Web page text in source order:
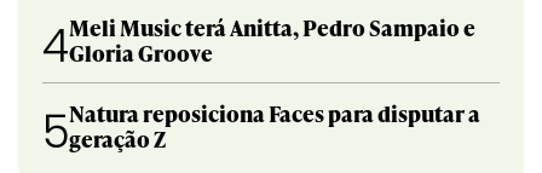
4Meli Music terá Anitta, Pedro Sampaio e
Gloria Groove
5Natura reposiciona Faces para disputar a
geração Z